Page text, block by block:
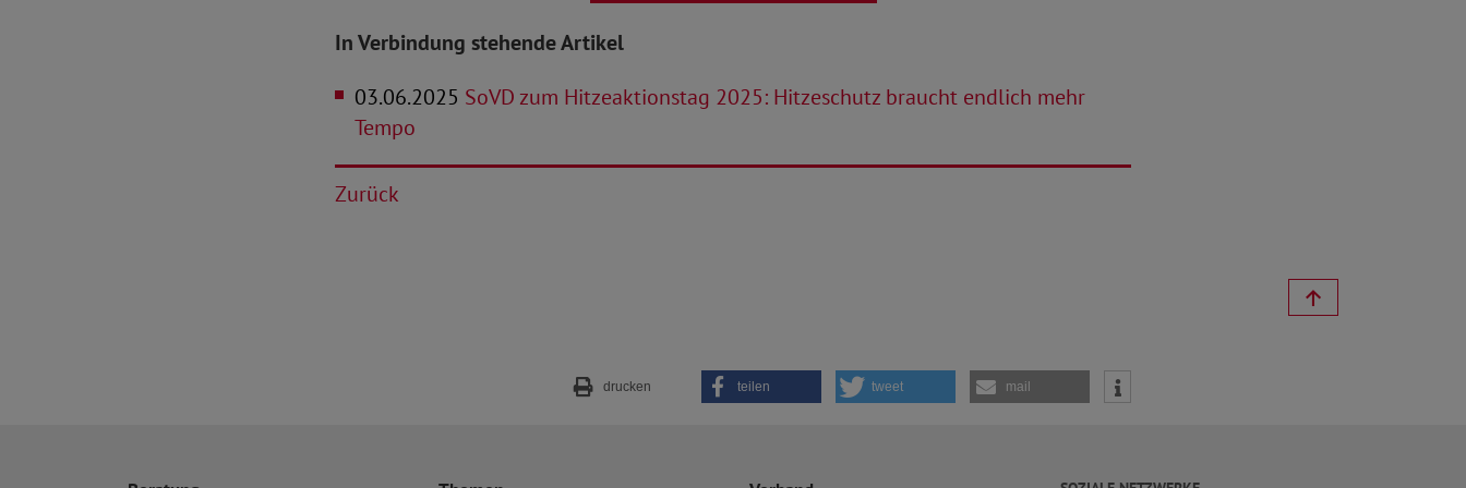
In Verbindung stehende Artikel
03.06.2025 SoVD zum Hitzeaktionstag 2025: Hitzeschutz braucht endlich mehr
Tempo
Zurück
drucken teilen tweet mail